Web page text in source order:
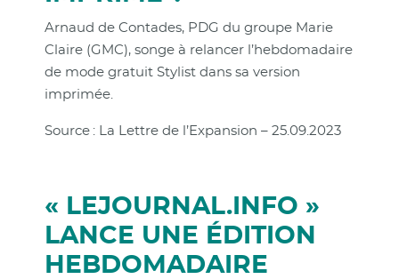
Arnaud de Contades, PDG du groupe Marie
Claire (GMC), songe à relancer l’hebdomadaire
de mode gratuit Stylist dans sa version
imprimée.
Source : La Lettre de l’Expansion – 25.09.2023
« LEJOURNAL.INFO »
LANCE UNE ÉDITION
HEBDOMADAIRE